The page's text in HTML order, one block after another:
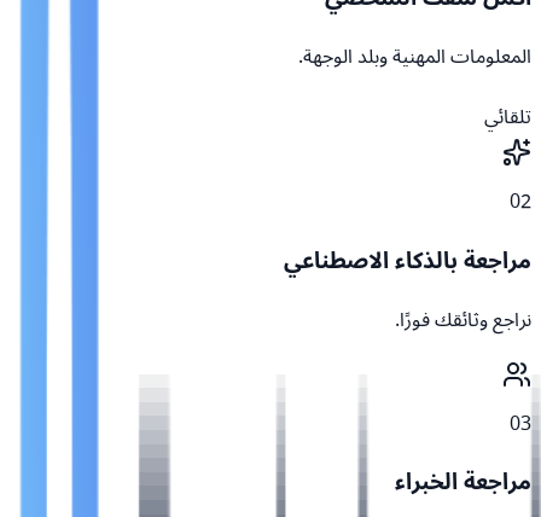
المعلومات المهنية وبلد الوجهة.
تلقائي
02
مراجعة بالذكاء الاصطناعي
نراجع وثائقك فورًا.
03
مراجعة الخبراء